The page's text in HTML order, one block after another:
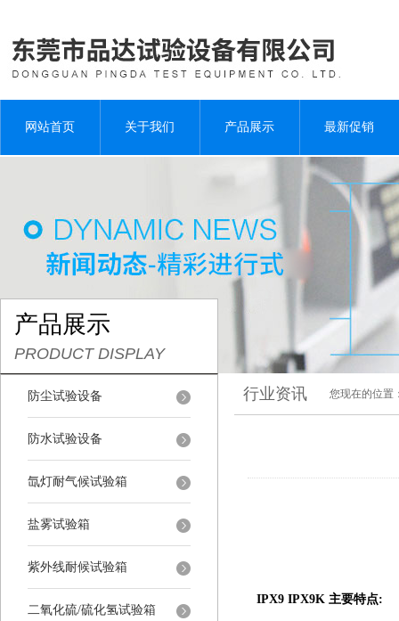
网站首页 关于我们 产品展示 最新促销
产品展示
PRODUCT DISPLAY
防尘试验设备
防水试验设备
氙灯耐气候试验箱
盐雾试验箱
紫外线耐候试验箱
二氧化硫/硫化氢试验箱
行业资讯 您现在的位置
IPX9 IPX9K 主要特点: